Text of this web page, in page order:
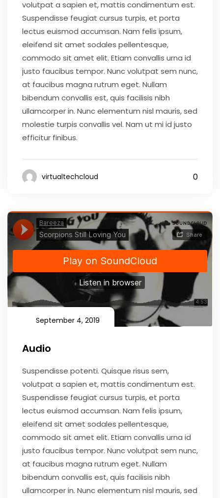
volutpat a sapien et, mattis condimentum est.
Suspendisse feugiat cursus turpis, et porta
lectus euismod accumsan. Nam felis ipsum,
eleifend sit amet sodales pellentesque,
commodo sit amet elit. Etiam convallis urna id
justo faucibus tempor. Nunc volutpat sem nunc,
at faucibus magna rutrum eget. Nullam
bibendum convallis est, quis facilisis nibh
ullamcorper in. Nunc elementum nisl mauris, sed
molestie turpis convallis vel. Nam ut mi id justo
efficitur finibus.
virtualtechcloud 0
September 4, 2019
Audio
Suspendisse potenti. Quisque risus sem,
volutpat a sapien et, mattis condimentum est.
Suspendisse feugiat cursus turpis, et porta
lectus euismod accumsan. Nam felis ipsum,
eleifend sit amet sodales pellentesque,
commodo sit amet elit. Etiam convallis urna id
justo faucibus tempor. Nunc volutpat sem nunc,
at faucibus magna rutrum eget. Nullam
bibendum convallis est, quis facilisis nibh
ullamcorper in. Nunc elementum nisl mauris, sed